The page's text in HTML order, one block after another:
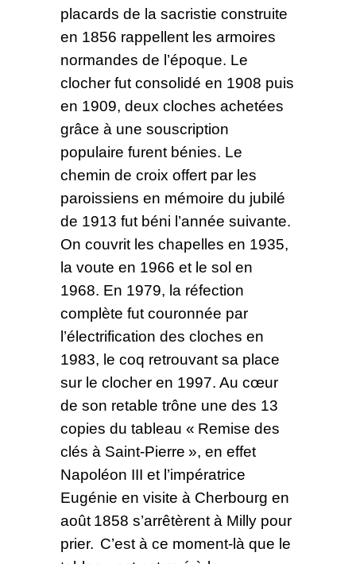
placards de la sacristie construite
en 1856 rappellent les armoires
normandes de l’époque. Le
clocher fut consolidé en 1908 puis
en 1909, deux cloches achetées
grâce à une souscription
populaire furent bénies. Le
chemin de croix offert par les
paroissiens en mémoire du jubilé
de 1913 fut béni l’année suivante.
On couvrit les chapelles en 1935,
la voute en 1966 et le sol en
1968. En 1979, la réfection
complète fut couronnée par
l’électrification des cloches en
1983, le coq retrouvant sa place
sur le clocher en 1997. Au cœur
de son retable trône une des 13
copies du tableau « Remise des
clés à Saint-Pierre », en effet
Napoléon III et l’impératrice
Eugénie en visite à Cherbourg en
août 1858 s’arrêtèrent à Milly pour
prier. C’est à ce moment-là que le